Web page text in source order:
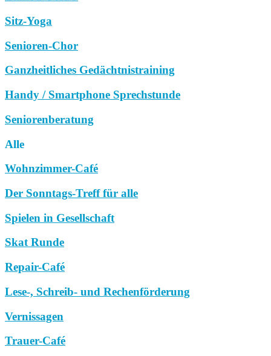
Sitz-Yoga
Senioren-Chor
Ganzheitliches Gedächtnistraining
Handy / Smartphone Sprechstunde
Seniorenberatung
Alle
Wohnzimmer-Café
Der Sonntags-Treff für alle
Spielen in Gesellschaft
Skat Runde
Repair-Café
Lese-, Schreib- und Rechenförderung
Vernissagen
Trauer-Café